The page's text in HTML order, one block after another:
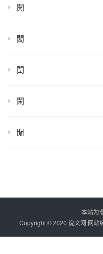
閌
閎
閏
閑
閒
本站为
Copyright © 2020 说文网 网站